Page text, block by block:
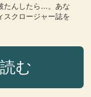
たんしたら…。あな
スクロージャー誌を
む